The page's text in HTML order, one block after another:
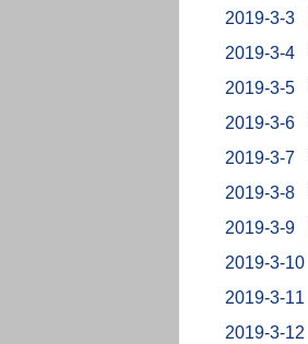
2019-3-3
2019-3-4
2019-3-5
2019-3-6
2019-3-7
2019-3-8
2019-3-9
2019-3-10
2019-3-11
2019-3-12